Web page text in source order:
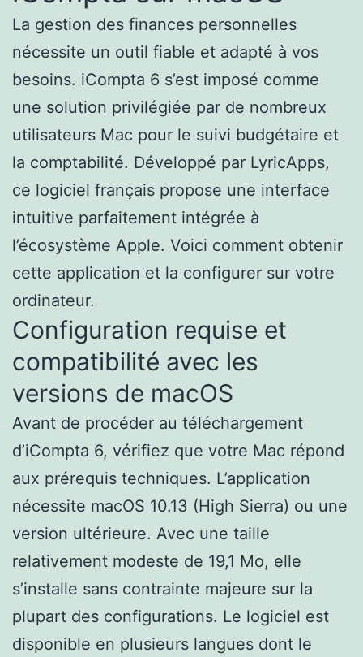
La gestion des finances personnelles
nécessite un outil fiable et adapté à vos
besoins. iCompta 6 s’est imposé comme
une solution privilégiée par de nombreux
utilisateurs Mac pour le suivi budgétaire et
la comptabilité. Développé par LyricApps,
ce logiciel français propose une interface
intuitive parfaitement intégrée à
l’écosystème Apple. Voici comment obtenir
cette application et la configurer sur votre
ordinateur.
Configuration requise et
compatibilité avec les
versions de macOS
Avant de procéder au téléchargement
d’iCompta 6, vérifiez que votre Mac répond
aux prérequis techniques. L’application
nécessite macOS 10.13 (High Sierra) ou une
version ultérieure. Avec une taille
relativement modeste de 19,1 Mo, elle
s’installe sans contrainte majeure sur la
plupart des configurations. Le logiciel est
disponible en plusieurs langues dont le